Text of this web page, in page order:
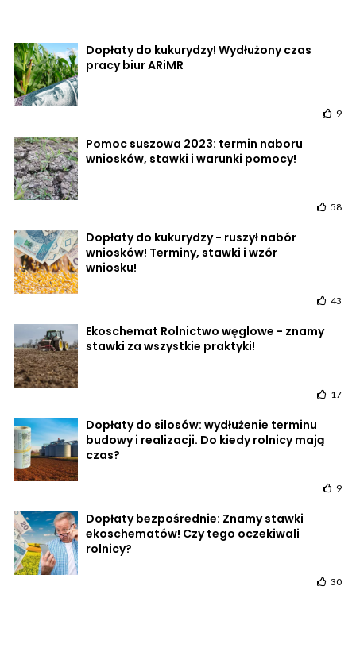
Dopłaty do kukurydzy! Wydłużony czas
pracy biur ARiMR
9
Pomoc suszowa 2023: termin naboru
wniosków, stawki i warunki pomocy!
58
Dopłaty do kukurydzy - ruszył nabór
wniosków! Terminy, stawki i wzór
wniosku!
43
Ekoschemat Rolnictwo węglowe - znamy
stawki za wszystkie praktyki!
17
Dopłaty do silosów: wydłużenie terminu
budowy i realizacji. Do kiedy rolnicy mają
czas?
9
Dopłaty bezpośrednie: Znamy stawki
ekoschematów! Czy tego oczekiwali
rolnicy?
30